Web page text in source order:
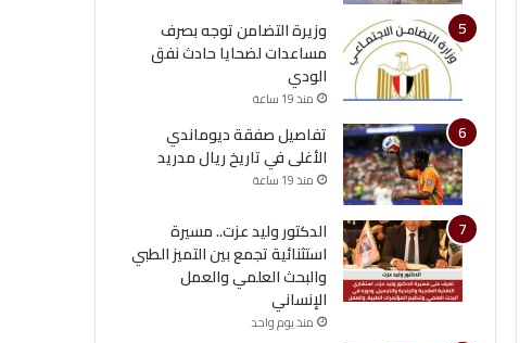
وزيرة التضامن توجه بصرف
مساعدات لضحايا حادث نفق
الودي
منذ 19 ساعة
تفاصيل صفقة ديوماندي
الأغلى في تاريخ ريال مدريد
منذ 19 ساعة
الدكتور وليد عزت.. مسيرة
استثنائية تجمع بين التميز الطبي
والبحث العلمي والعمل
الإنساني
منذ يوم واحد